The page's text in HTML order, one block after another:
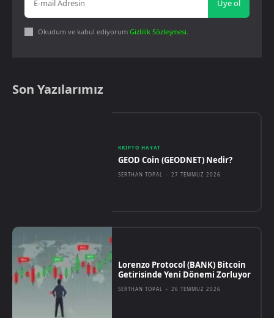
Üye ol
Okudum ve kabul ediyorum Gizlilik Sözleşmesi.
Son Yazılarımız
KRIPTO HAYAT
GEOD Coin (GEODNET) Nedir?
SERTHAN TOPAL - 27 TEMMUZ 2026
Lorenzo Protocol (BANK) Bitcoin
Getirisinde Yeni Dönemi Zorluyor
SERTHAN TOPAL - 26 TEMMUZ 2026